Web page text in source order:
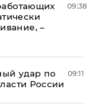
–
09:38
удар по
России
09:11